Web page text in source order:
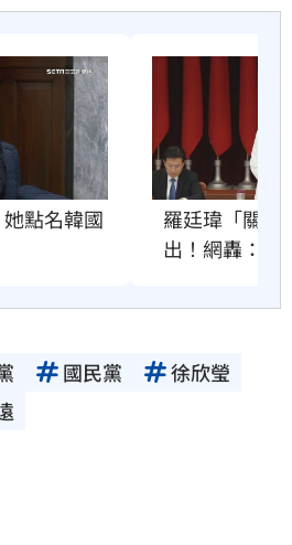
點名韓國
羅廷瑋「關麥
出！網轟：沒
國民黨
徐欣瑩